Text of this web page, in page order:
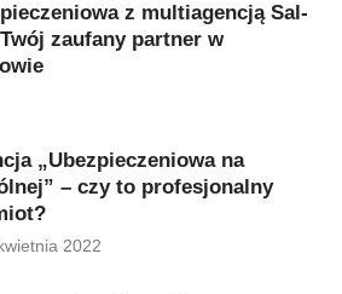
z multiagencją Sal-
zaufany partner w
„Ubezpieczeniowa na
– czy to profesjonalny
2022